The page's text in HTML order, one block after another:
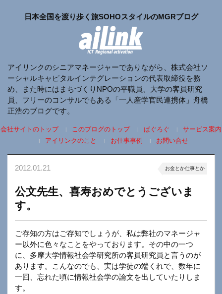
日本全国を渡り歩く旅SOHOスタイルのMGRブログ
アイリンクのシニアマネージャーでありながら、株式会社ソ
ーシャルキャピタルインテグレーションの代表取締役を務
め、また時にはまちづくりNPOの平職員、大学の客員研究
員、フリーのコンサルでもある「一人産学官民連携体」舟橋
正浩のブログです。
会社サイトのトップ このブログのトップ ぱぐろぐ
サービス案内
アイリンクのこと
お仕事事例 お問い合せ
2012.01.21 お金とか仕事とか
公文先生、喜寿おめでとうございま
す。
ご存知の方はご存知でしょうが、私は弊社のマネージャ
ー以外に色々なことをやっております。その中の一つ
に、多摩大学情報社会学研究所の客員研究員と言うのが
あります。こんなのでも、実は学徒の端くれで、数年に
一回、忘れた頃に情報社会学の論文を出していたりしま
す。